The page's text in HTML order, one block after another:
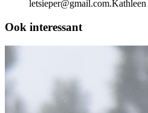
letsieper@gmail.com.Kathleen
Ook interessant